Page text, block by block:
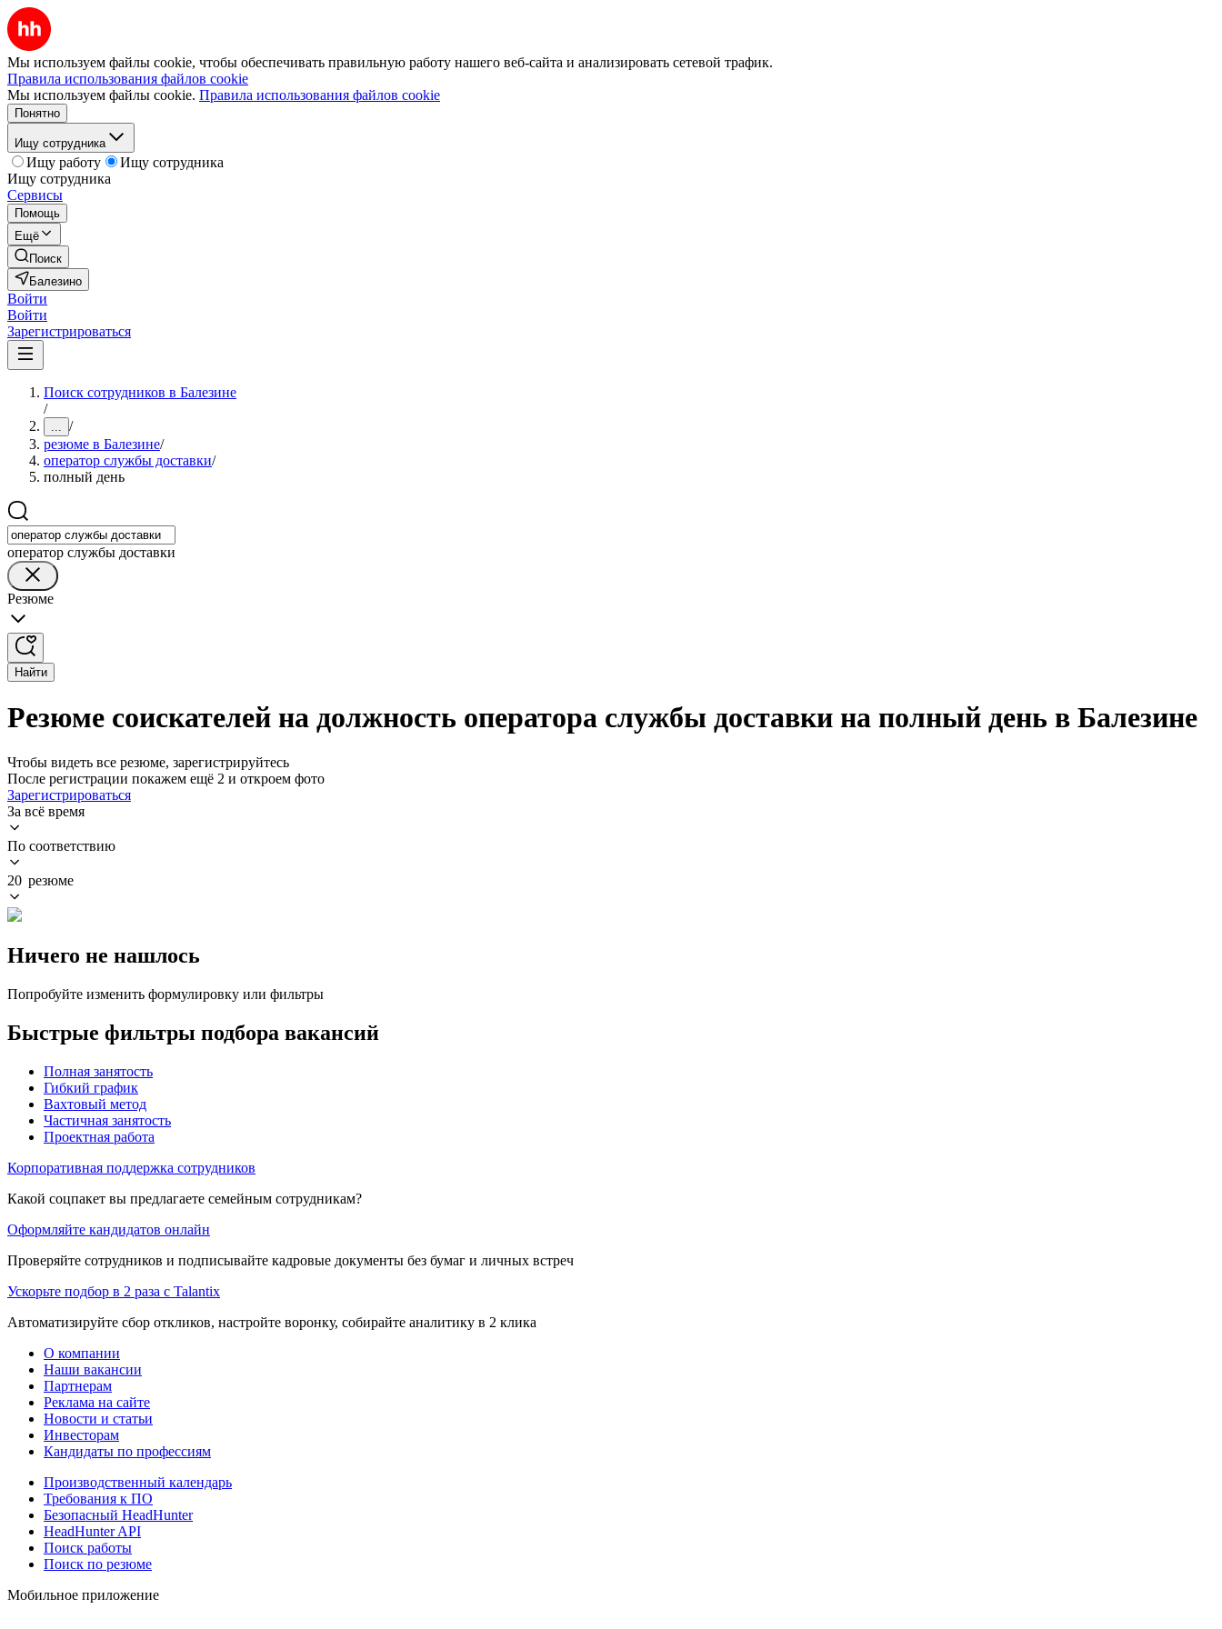
Мы используем файлы cookie, чтобы обеспечивать правильную работу нашего веб-сайта и анализировать сетевой трафик.
Правила использования файлов cookie
Мы используем файлы cookie. Правила использования файлов cookie
Понятно
Ищу сотрудника
Ищу работу
Ищу сотрудника
Ищу сотрудника
Сервисы
Помощь
Ещё
Поиск
Балезино
Войти
Войти
Зарегистрироваться
Поиск сотрудников в Балезине
/
... /
резюме в Балезине/
оператор службы доставки/
полный день
оператор службы доставки
Резюме
Найти
Резюме соискателей на должность оператора службы доставки на полный день в Балезине
Чтобы видеть все резюме, зарегистрируйтесь
После регистрации покажем ещё 2 и откроем фото
Зарегистрироваться
За всё время
По соответствию
20 резюме
Ничего не нашлось
Попробуйте изменить формулировку или фильтры
Быстрые фильтры подбора вакансий
Полная занятость
Гибкий график
Вахтовый метод
Частичная занятость
Проектная работа
Корпоративная поддержка сотрудников
Какой соцпакет вы предлагаете семейным сотрудникам?
Оформляйте кандидатов онлайн
Проверяйте сотрудников и подписывайте кадровые документы без бумаг и личных встреч
Ускорьте подбор в 2 раза с Talantix
Автоматизируйте сбор откликов, настройте воронку, собирайте аналитику в 2 клика
О компании
Наши вакансии
Партнерам
Реклама на сайте
Новости и статьи
Инвесторам
Кандидаты по профессиям
Производственный календарь
Требования к ПО
Безопасный HeadHunter
HeadHunter API
Поиск работы
Поиск по резюме
Мобильное приложение